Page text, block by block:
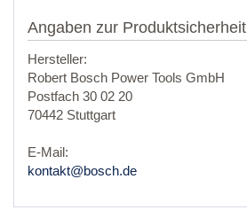
Angaben zur Produktsicherheit
Hersteller:
Robert Bosch Power Tools GmbH
Postfach 30 02 20
70442 Stuttgart
E-Mail:
kontakt@bosch.de